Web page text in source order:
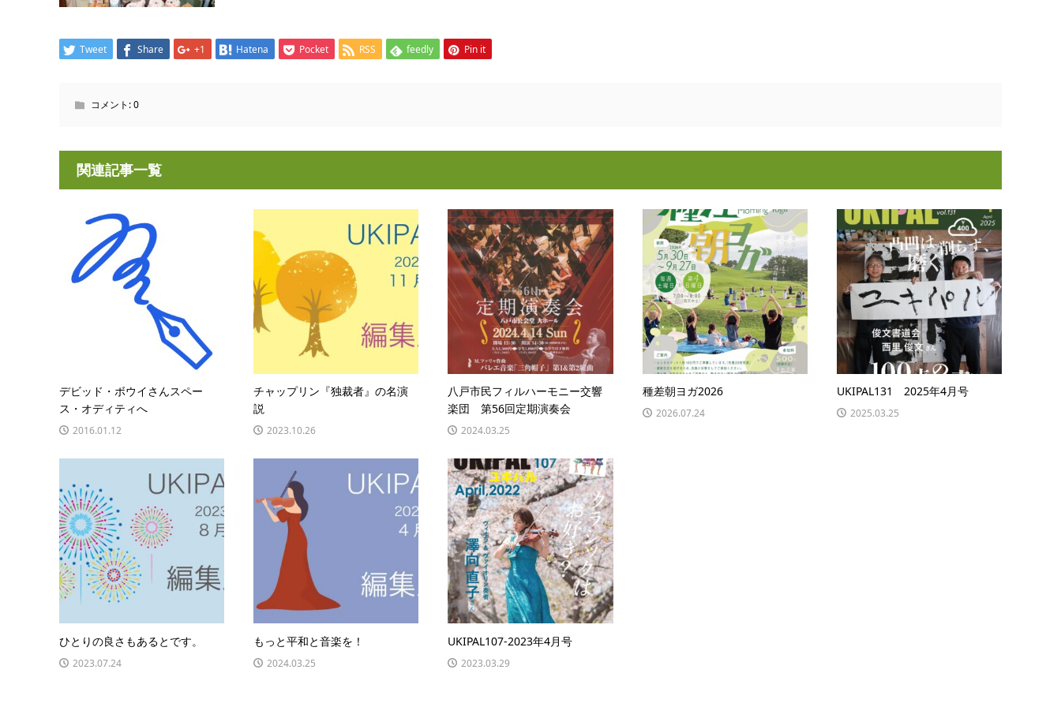
Tweet Share +1 Hatena Pocket RSS feedly Pin it
コメント:0
関連記事一覧
デビッド・ボウイさんスペー
ス・オディティへ
2016.01.12
チャップリン『独裁者』の名演
説
2023.10.26
八戸市民フィルハーモニー交響
楽団 第56回定期演奏会
2024.03.25
種差朝ヨガ2026
2026.07.24
UKIPAL131 2025年4月号
2025.03.25
ひとりの良さもあるとです。
2023.07.24
もっと平和と音楽を！
2024.03.25
UKIPAL107-2023年4月号
2023.03.29